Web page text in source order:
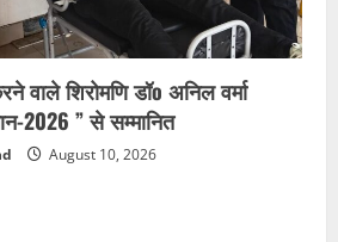
वाले शिरोमणि डॉo अनिल वर्मा
2026 ” से सम्मानित
August 10, 2026